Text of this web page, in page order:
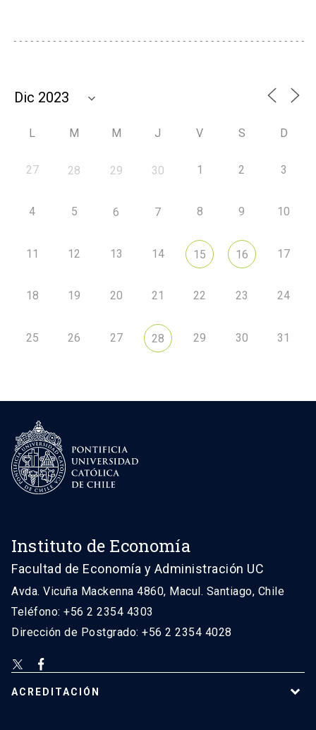
L M M J V S D
27 28 29 30 1 2 3
4 5 6 7 8 9 10
11 12 13 14 15 16 17
18 19 20 21 22 23 24
25 26 27 28 29 30 31
Instituto de Economía
Facultad de Economía y Administración UC
Avda. Vicuña Mackenna 4860, Macul. Santiago, Chile
Teléfono: +56 2 2354 4303
Dirección de Postgrado: +56 2 2354 4028
ACREDITACIÓN